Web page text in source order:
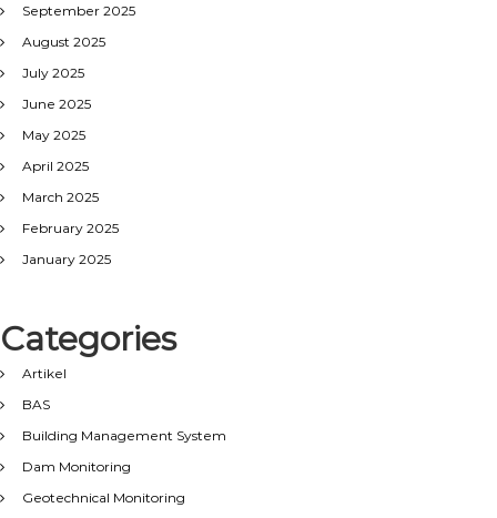
September 2025
August 2025
July 2025
June 2025
May 2025
April 2025
March 2025
February 2025
January 2025
Categories
Artikel
BAS
Building Management System
Dam Monitoring
Geotechnical Monitoring